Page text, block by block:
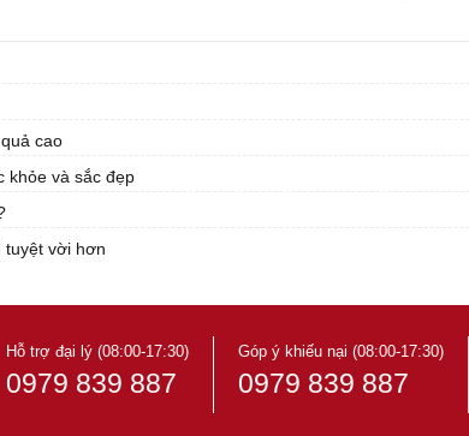
cao
khỏe và sắc đẹp
tuyệt vời hơn
Hỗ trợ đại lý (08:00-17:30)
0979 839 887
Góp ý khiếu nại (08:00-17:30)
0979 839 887